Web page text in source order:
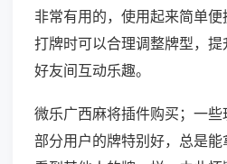
非常有用的，使用起来简单
打牌时可以合理调整牌型，
好友间互动乐趣。
微乐广西麻将插件购买；一些
部分用户的牌特别好，总是